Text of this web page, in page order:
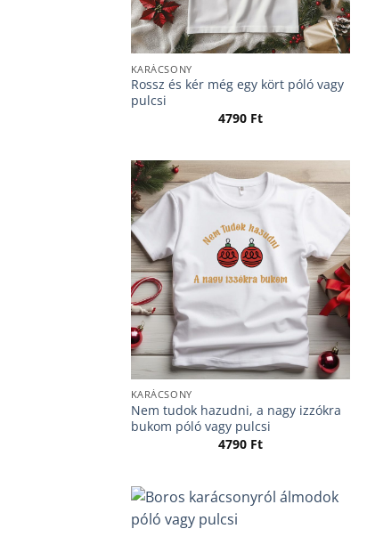
KARÁCSONY
Rossz és kér még egy kört póló vagy
pulcsi
4790 Ft
KARÁCSONY
Nem tudok hazudni, a nagy izzókra
bukom póló vagy pulcsi
4790 Ft